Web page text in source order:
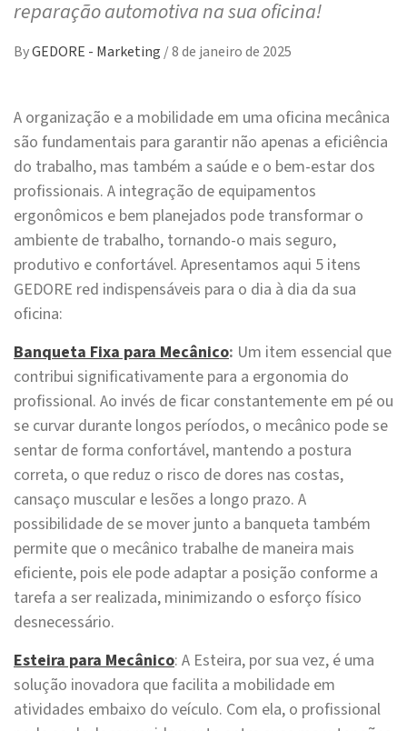
reparação automotiva na sua oficina!
ByGEDORE - Marketing /8 de janeiro de 2025
A organização e a mobilidade em uma oficina mecânica
são fundamentais para garantir não apenas a eficiência
do trabalho, mas também a saúde e o bem-estar dos
profissionais. A integração de equipamentos
ergonômicos e bem planejados pode transformar o
ambiente de trabalho, tornando-o mais seguro,
produtivo e confortável. Apresentamos aqui 5 itens
GEDORE red indispensáveis para o dia à dia da sua
oficina:
Banqueta Fixa para Mecânico: Um item essencial que
contribui significativamente para a ergonomia do
profissional. Ao invés de ficar constantemente em pé ou
se curvar durante longos períodos, o mecânico pode se
sentar de forma confortável, mantendo a postura
correta, o que reduz o risco de dores nas costas,
cansaço muscular e lesões a longo prazo. A
possibilidade de se mover junto a banqueta também
permite que o mecânico trabalhe de maneira mais
eficiente, pois ele pode adaptar a posição conforme a
tarefa a ser realizada, minimizando o esforço físico
desnecessário.
Esteira para Mecânico: A Esteira, por sua vez, é uma
solução inovadora que facilita a mobilidade em
atividades embaixo do veículo. Com ela, o profissional